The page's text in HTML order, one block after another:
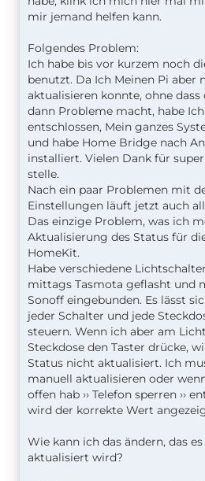
mir jemand helfen kann.
Folgendes Problem:
Ich habe bis vor kurzem noch
benutzt. Da Ich Meinen Pi aber
aktualisieren konnte, ohne
dann Probleme macht, habe
entschlossen, Mein ganzes
und habe Home Bridge nach
installiert. Vielen Dank für
stelle.
Nach ein paar Problemen mit
Einstellungen läuft jetzt auch
Das einzige Problem, was ich
Aktualisierung des Status für
HomeKit.
Habe verschiedene
mittags Tasmota geflasht und
Sonoff eingebunden. Es lässt
jeder Schalter und jede
steuern. Wenn ich aber am
Steckdose den Taster drücke,
Status nicht aktualisiert. Ich
manuell aktualisieren oder
offen hab ›› Telefon sperren ››
wird der korrekte Wert
Wie kann ich das ändern, das
aktualisiert wird?